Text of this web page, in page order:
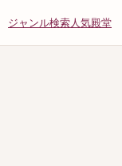
ジャンル検索人気殿堂